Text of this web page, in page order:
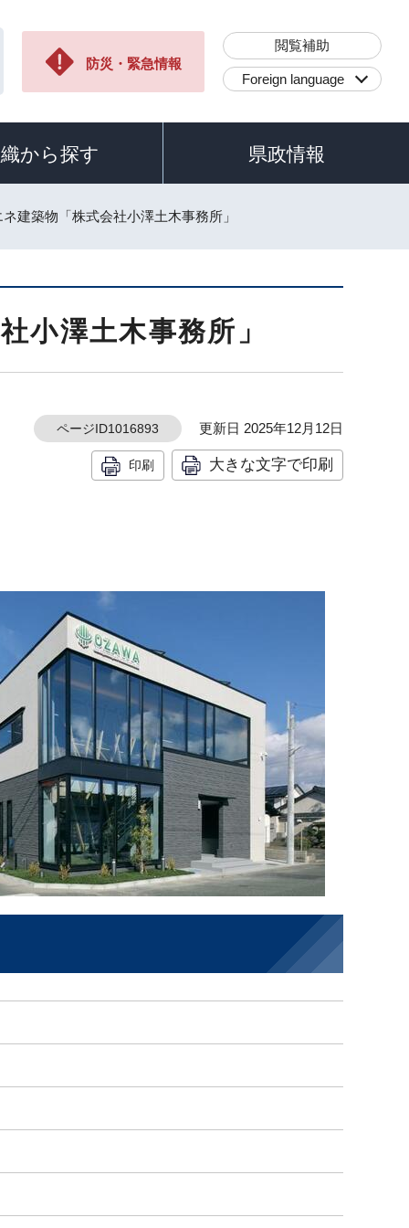
防災・緊急情報
閲覧補助
Foreign language
から探す 県政情報
建築物「株式会社小澤土木事務所」
小澤土木事務所」
ページID1016893 更新日 2025年12月12日
印刷 大きな文字で印刷